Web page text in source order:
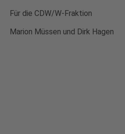
Für die CDW/W-Fraktion
Marion Müssen und Dirk Hagen